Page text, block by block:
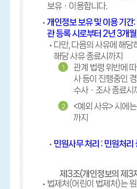
보유ㆍ이용합니다.
개인정보 보유 및 이용 기간:
관 등록 시로부터 2년 3개월
다만, 다음의 사유에 해당
해당 사유 종료시까지
1
관계 법령 위반에
사 등이 진행중인
수사ㆍ조사 종료시
2
<예외 사유> 시에
까지
민원사무 처리 : 민원처리
제3조(개인정보의 제3
법제처(어린이 법제처)는